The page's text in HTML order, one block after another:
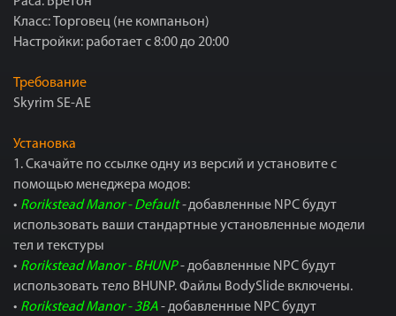
Класс: Торговец (не компаньон)
Настройки: работает с 8:00 до 20:00
Требование
Skyrim SE-AE
Установка
1. Скачайте по ссылке одну из версий и установите с
помощью менеджера модов:
• Rorikstead Manor - Default-добавленные NPC будут
использовать ваши стандартные установленные модели
тел и текстуры
• Rorikstead Manor - BHUNP- добавленные NPC будут
использовать тело BHUNP. Файлы BodySlide включены.
• Rorikstead Manor - 3BA- добавленные NPC будут